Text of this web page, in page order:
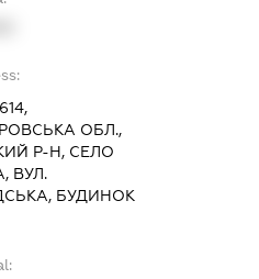
ОБЛ.,
Р-Н, СЕЛО
ВУЛ.
БУДИНОК